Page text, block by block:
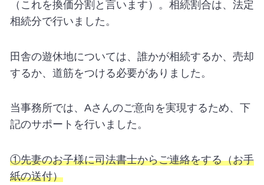
（これを換価分割と言います）。相続割合は、法定
相続分で行いました。
田舎の遊休地については、誰かが相続するか、売却
するか、道筋をつける必要がありました。
当事務所では、Aさんのご意向を実現するため、下
記のサポートを行いました。
①先妻のお子様に司法書士からご連絡をする（お手
紙の送付）